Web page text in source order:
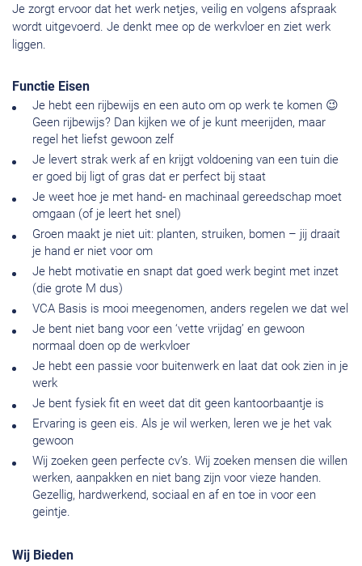
Je zorgt ervoor dat het werk netjes, veilig en volgens afspraak
wordt uitgevoerd. Je denkt mee op de werkvloer en ziet werk
liggen.
Functie Eisen
Je hebt een rijbewijs en een auto om op werk te komen 😉
Geen rijbewijs? Dan kijken we of je kunt meerijden, maar
regel het liefst gewoon zelf
Je levert strak werk af en krijgt voldoening van een tuin die
er goed bij ligt of gras dat er perfect bij staat
Je weet hoe je met hand- en machinaal gereedschap moet
omgaan (of je leert het snel)
Groen maakt je niet uit: planten, struiken, bomen – jij draait
je hand er niet voor om
Je hebt motivatie en snapt dat goed werk begint met inzet
(die grote M dus)
VCA Basis is mooi meegenomen, anders regelen we dat wel
Je bent niet bang voor een ‘vette vrijdag’ en gewoon
normaal doen op de werkvloer
Je hebt een passie voor buitenwerk en laat dat ook zien in je
werk
Je bent fysiek fit en weet dat dit geen kantoorbaantje is
Ervaring is geen eis. Als je wil werken, leren we je het vak
gewoon
Wij zoeken geen perfecte cv’s. Wij zoeken mensen die willen
werken, aanpakken en niet bang zijn voor vieze handen.
Gezellig, hardwerkend, sociaal en af en toe in voor een
geintje.
Wij Bieden